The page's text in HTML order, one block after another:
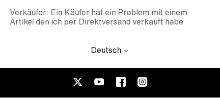
Verkäufer: Ein Käufer hat ein Problem mit einem
Artikel den ich per Direktversand verkauft habe
Deutsch